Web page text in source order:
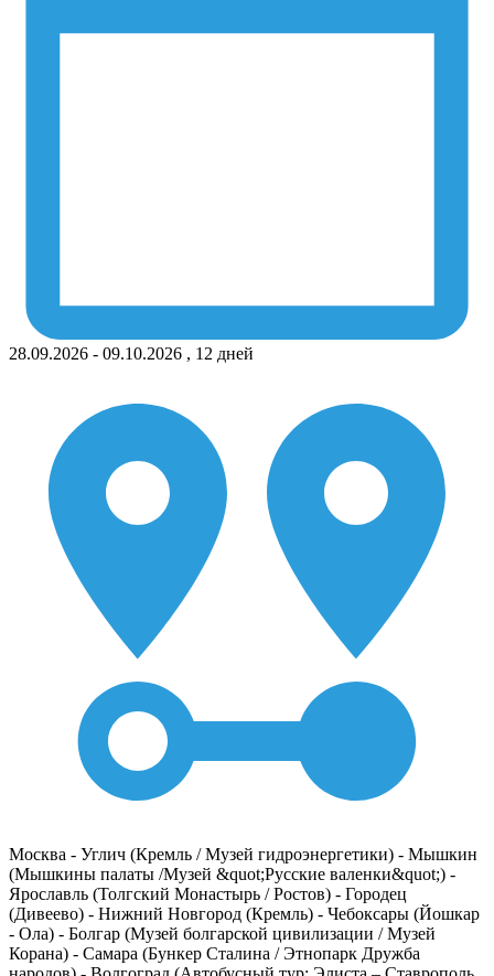
28.09.2026 - 09.10.2026 , 12 дней
Москва - Углич (Кремль / Музей гидроэнергетики) - Мышкин
(Мышкины палаты /Музей &quot;Русские валенки&quot;) -
Ярославль (Толгский Монастырь / Ростов) - Городец
(Дивеево) - Нижний Новгород (Кремль) - Чебоксары (Йошкар
- Ола) - Болгар (Музей болгарской цивилизации / Музей
Корана) - Самара (Бункер Сталина / Этнопарк Дружба